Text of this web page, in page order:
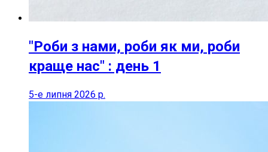
"Роби з нами, роби як ми, роби
краще нас" : день 1
5-е липня 2026 р.